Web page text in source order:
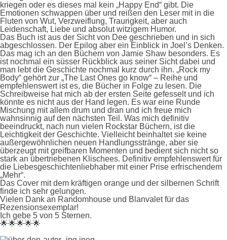
kriegen oder es dieses mal kein „Happy End“ gibt. Die
Emotionen schwappen über und reißen den Leser mit in die
Fluten von Wut, Verzweiflung, Traurigkeit, aber auch
Leidenschaft, Liebe und absolut witzigem Humor.
Das Buch ist aus der Sicht von Dee geschrieben und in sich
abgeschlossen. Der Epilog aber ein Einblick in Joel’s Denken.
Das mag ich an den Büchern von Jamie Shaw besonders. Es
ist nochmal ein süsser Rückblick aus seiner Sicht dabei und
man lebt die Geschichte nochmal kurz durch ihn. „Rock my
Body“ gehört zur „The Last Ones go know“ – Reihe und
empfehlenswert ist es, die Bücher in Folge zu lesen. Die
Schreibweise hat mich ab der ersten Seite gefesselt und ich
könnte es nicht aus der Hand legen. Es war eine Runde
Mischung mit allem drum und dran und ich freue mich
wahnsinnig auf den nächsten Teil. Was mich definitiv
beeindruckt, nach nun vielen Rockstar Büchern, ist die
Leichtigkeit der Geschichte. Vielleicht beinhaltet sie keine
außergewöhnlichen neuen Handlungsstränge, aber sie
überzeugt mit greifbaren Momenten und bedient sich nicht so
stark an übertriebenen Klischees. Definitiv empfehlenswert für
die Liebesgeschichtenliebhaber mit einer Prise erfrischendem
„Mehr“.
Das Cover mit dem kräftigen orange und der silbernen Schrift
finde ich sehr gelungen.
Vielen Dank an Randomhouse und Blanvalet für das
Rezensionsexemplar!
Ich gebe 5 von 5 Sternen.
🌟🌟🌟🌟🌟